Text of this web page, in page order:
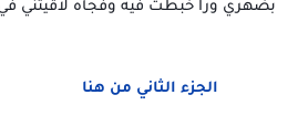
بضهري ورا خبطت فيه وفجأه لاقيتني
الجزء الثاني من هنا